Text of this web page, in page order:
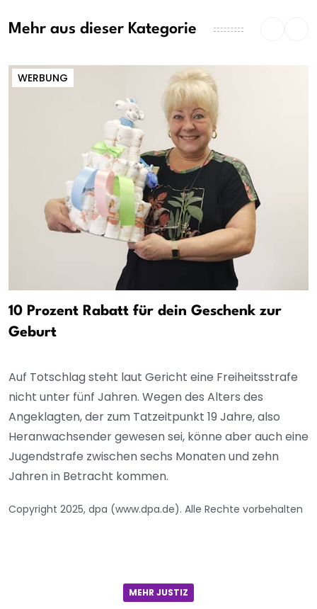
Mehr aus dieser Kategorie
WERBUNG
10 Prozent Rabatt für dein Geschenk zur
Geburt
Auf Totschlag steht laut Gericht eine Freiheitsstrafe
nicht unter fünf Jahren. Wegen des Alters des
Angeklagten, der zum Tatzeitpunkt 19 Jahre, also
Heranwachsender gewesen sei, könne aber auch eine
Jugendstrafe zwischen sechs Monaten und zehn
Jahren in Betracht kommen.
Copyright 2025, dpa (www.dpa.de). Alle Rechte vorbehalten
MEHR JUSTIZ